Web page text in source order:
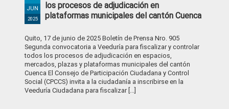
los procesos de adjudicación en
plataformas municipales del cantón Cuenca
JUN
2025
Quito, 17 de junio de 2025 Boletín de Prensa Nro. 905
Segunda convocatoria a Veeduría para fiscalizar y controlar
todos los procesos de adjudicación en espacios,
mercados, plazas y plataformas municipales del cantón
Cuenca El Consejo de Participación Ciudadana y Control
Social (CPCCS) invita a la ciudadanía a inscribirse en la
Veeduría Ciudadana para fiscalizar [...]